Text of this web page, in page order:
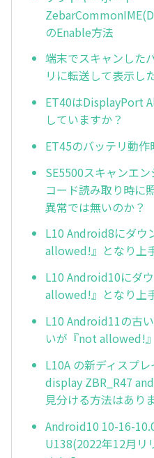
のEnable方法
端末でスキャンした
リに転送して表示し
ET40はDisplayPort
していますか？
ET45のバッテリ動作
SE5500スキャンエ
コード読み取り時に
異常では無いのか？
L10 Android8にダウ
allowed!』となり上
L10 Android10にダ
allowed!』となり上
L10 Android11の古
いが『not allowed!
L10A の新ディスプ
display ZBR_R47
見分ける方法はあり
Android10 10-16-
U138(2022年12月リ